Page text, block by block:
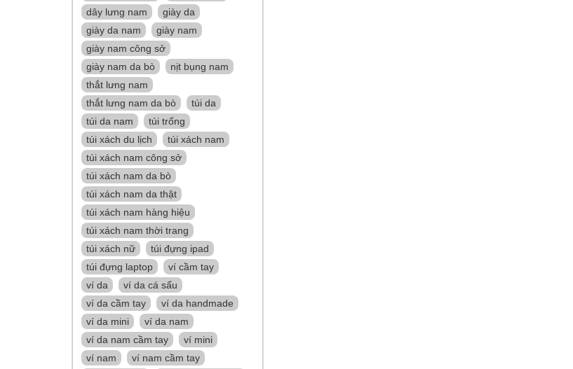
dây lưng nam
giày da
giày da nam
giày nam
giày nam công sở
giày nam da bò
nịt bụng nam
thắt lưng nam
thắt lưng nam da bò
túi da
túi da nam
túi trống
túi xách du lịch
túi xách nam
túi xách nam công sở
túi xách nam da bò
túi xách nam da thật
túi xách nam hàng hiệu
túi xách nam thời trang
túi xách nữ
túi đựng ipad
túi đựng laptop
ví cầm tay
ví da
ví da cá sấu
ví da cầm tay
ví da handmade
ví da mini
ví da nam
ví da nam cầm tay
ví mini
ví nam
ví nam cầm tay